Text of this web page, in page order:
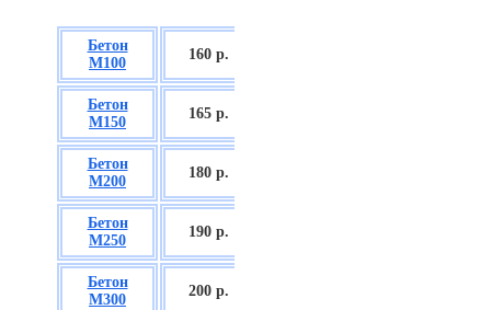
Бетон
М100
160 р.
Бетон
М150
165 р.
Бетон
М200
180 р.
Бетон
М250
190 р.
Бетон
М300
200 р.